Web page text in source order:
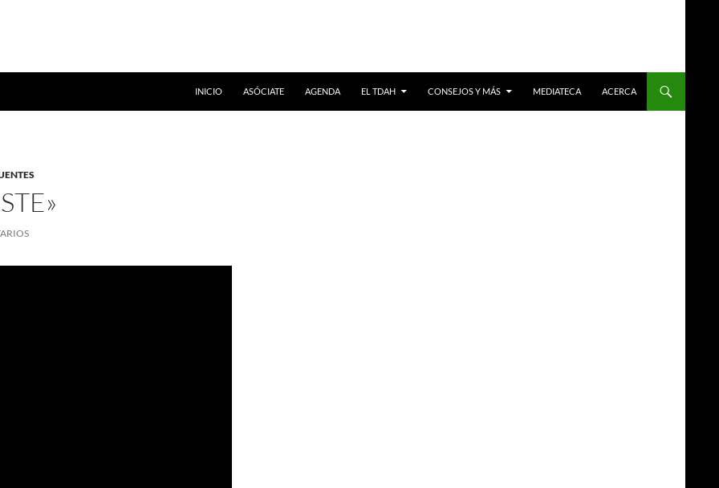
INICIO ASÓCIATE AGENDA EL TDAH CONSEJOS Y MÁS MEDIATECA ACERCA